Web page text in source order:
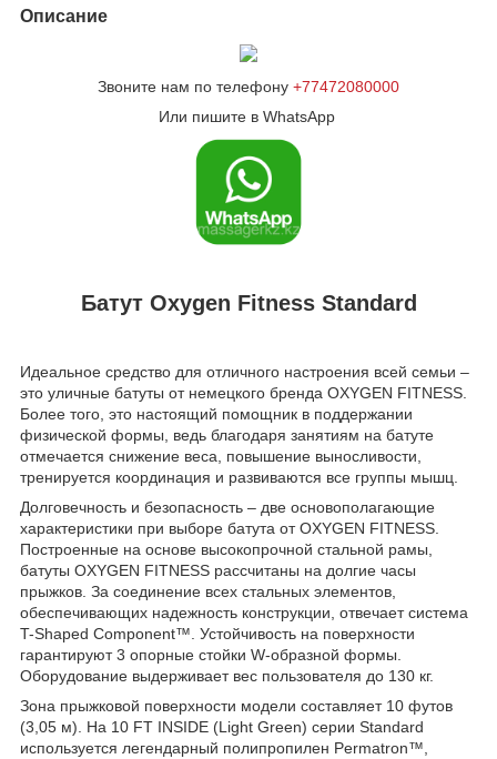
Описание
Звоните нам по телефону +77472080000
Или пишите в WhatsApp
Батут Oxygen Fitness Standard
Идеальное средство для отличного настроения всей семьи –
это уличные батуты от немецкого бренда OXYGEN FITNESS.
Более того, это настоящий помощник в поддержании
физической формы, ведь благодаря занятиям на батуте
отмечается снижение веса, повышение выносливости,
тренируется координация и развиваются все группы мышц.
Долговечность и безопасность – две основополагающие
характеристики при выборе батута от OXYGEN FITNESS.
Построенные на основе высокопрочной стальной рамы,
батуты OXYGEN FITNESS рассчитаны на долгие часы
прыжков. За соединение всех стальных элементов,
обеспечивающих надежность конструкции, отвечает система
T-Shaped Component™. Устойчивость на поверхности
гарантируют 3 опорные стойки W-образной формы.
Оборудование выдерживает вес пользователя до 130 кг.
Зона прыжковой поверхности модели составляет 10 футов
(3,05 м). На 10 FT INSIDE (Light Green) серии Standard
используется легендарный полипропилен Permatron™,